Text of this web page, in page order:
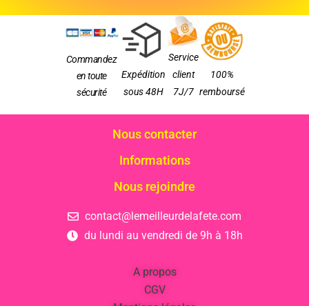
Commandez
en toute
sécurité
Expédition
sous 48H
Service
client
7J/7
100%
remboursé
Nous contacter
Informations
Nous rejoindre
contact@lemeilleurdelafete.com
du lundi au vendredi de 9h à 18h
A propos
CGV